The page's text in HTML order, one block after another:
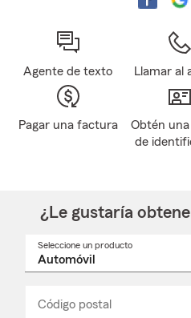
Agente de texto Llamar al
Pagar una factura
Obtén
de
¿Le gustaría
Seleccione un producto
Código postal
_____